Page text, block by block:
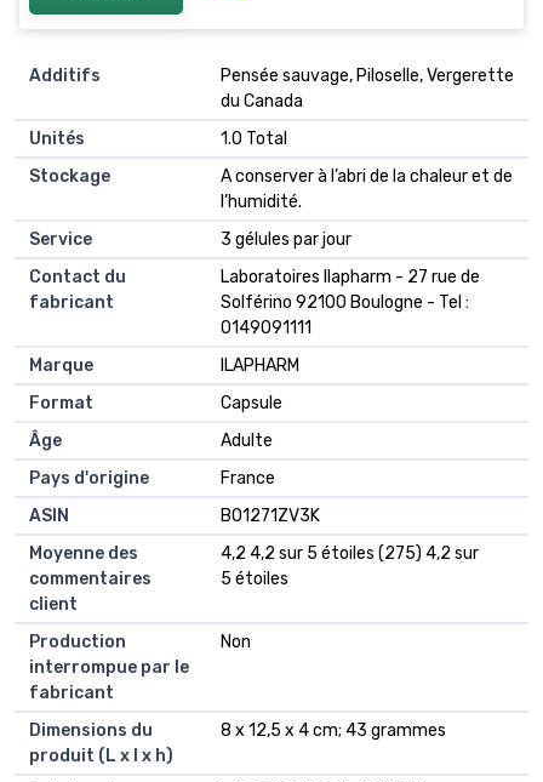
Additifs
‎Pensée sauvage, Piloselle, Vergerette
du Canada
Unités
‎1.0 Total
Stockage
‎A conserver à l’abri de la chaleur et de
l’humidité.
Service
‎3 gélules par jour
Contact du
fabricant
‎Laboratoires Ilapharm - 27 rue de
Solférino 92100 Boulogne - Tel :
0149091111
Marque
‎ILAPHARM
Format
‎Capsule
Âge
‎Adulte
Pays d'origine
‎France
ASIN
B01271ZV3K
Moyenne des
commentaires
client
4,2 4,2 sur 5 étoiles (275) 4,2 sur
5 étoiles
Production
interrompue par le
fabricant
Non
Dimensions du
produit (L x l x h)
8 x 12,5 x 4 cm; 43 grammes